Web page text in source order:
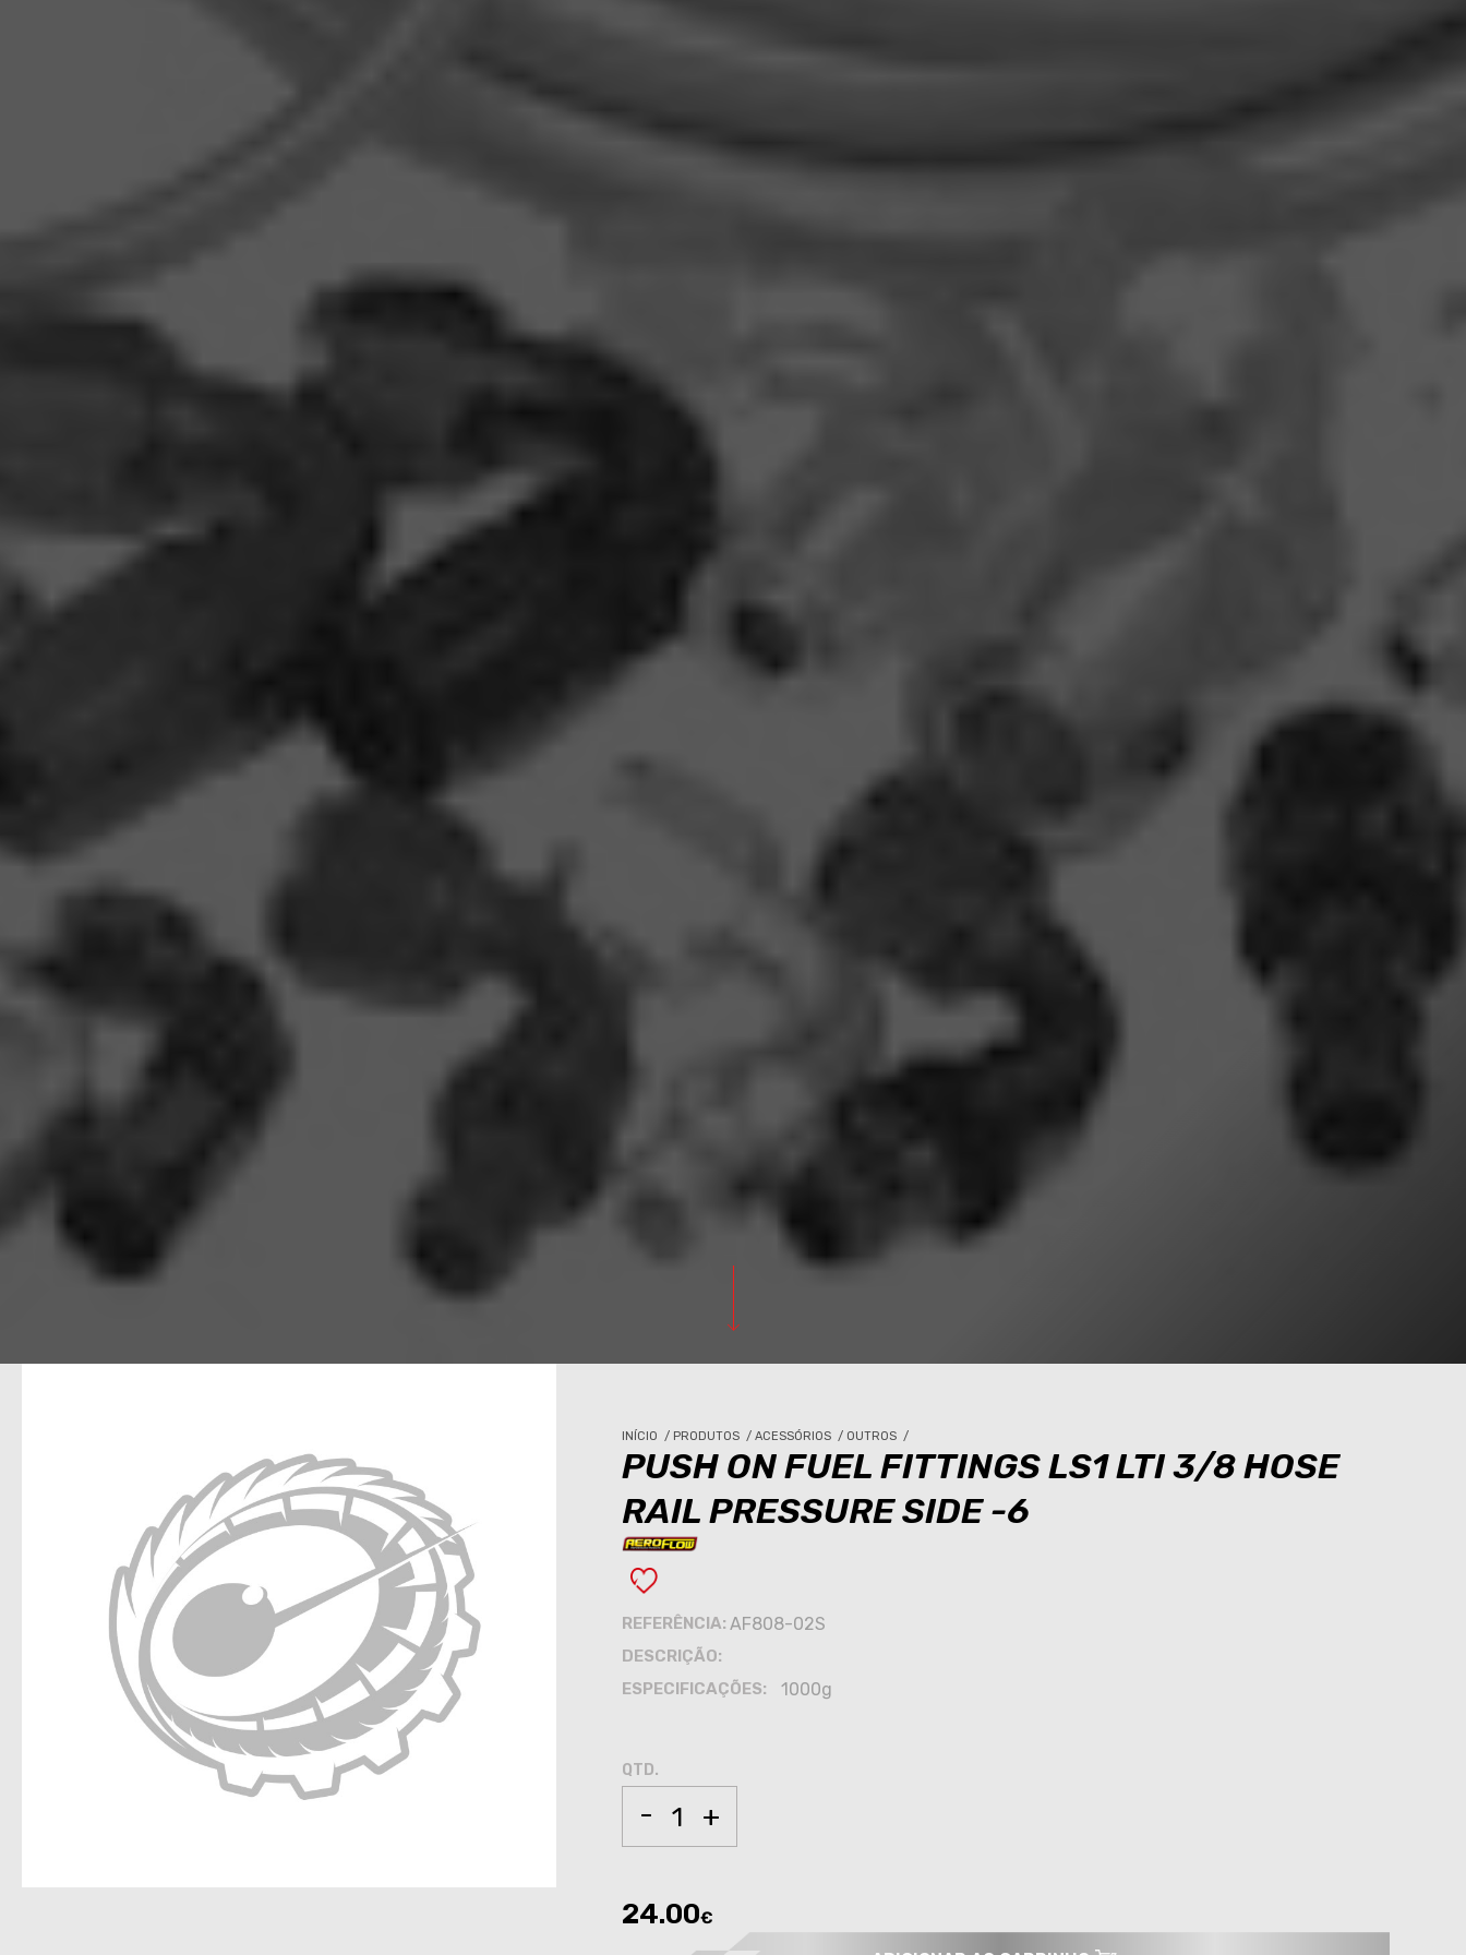
INÍCIO / PRODUTOS / ACESSÓRIOS / OUTROS /
PUSH ON FUEL FITTINGS LS1 LTI 3/8 HOSE
RAIL PRESSURE SIDE -6
REFERÊNCIA: AF808-02S
DESCRIÇÃO:
ESPECIFICAÇÕES:
1000g
QTD.
- +
24.00€